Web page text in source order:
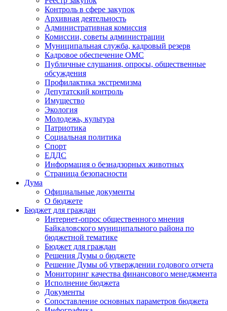
Контроль в сфере закупок
Архивная деятельность
Административная комиссия
Комиссии, советы администрации
Муниципальная служба, кадровый резерв
Кадровое обеспечение ОМС
Публичные слушания, опросы, общественные
обсуждения
Профилактика экстремизма
Депутатский контроль
Имущество
Экология
Молодежь, культура
Патриотика
Социальная политика
Спорт
ЕДДС
Информация о безнадзорных животных
Страница безопасности
Дума
Официальные документы
О бюджете
Бюджет для граждан
Интернет-опрос общественного мнения
Байкаловского муниципального района по
бюджетной тематике
Бюджет для граждан
Решения Думы о бюджете
Решение Думы об утверждении годового отчета
Мониторинг качества финансового менеджмента
Исполнение бюджета
Документы
Сопоставление основных параметров бюджета